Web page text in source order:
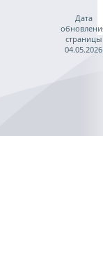
Дата
страницы
04.05.2026